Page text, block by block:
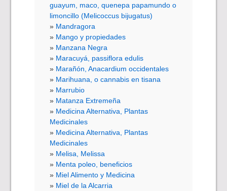
guayum, maco, quenepa papamundo o
limoncillo (Melicoccus bijugatus)
Mandragora
Mango y propiedades
Manzana Negra
Maracuyá, passiflora edulis
Marañón, Anacardium occidentales
Marihuana, o cannabis en tisana
Marrubio
Matanza Extremeña
Medicina Alternativa, Plantas
Medicinales
Medicina Alternativa, Plantas
Medicinales
Melisa, Melissa
Menta poleo, beneficios
Miel Alimento y Medicina
Miel de la Alcarria